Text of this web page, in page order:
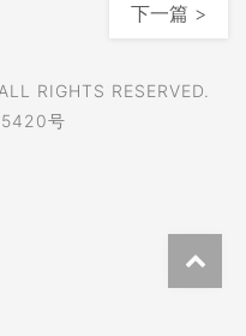
下一篇 >
ALL RIGHTS RESERVED.
号